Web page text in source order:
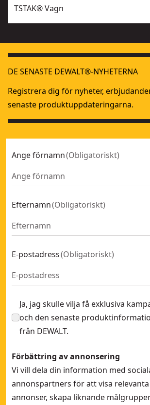
TSTAK® Vagn
DE SENASTE DEWALT®-NYHETERNA
Registrera dig för nyheter,
senaste produktuppdateringarna.
Ange förnamn(Obligatoriskt)
Efternamn(Obligatoriskt)
E-postadress(Obligatoriskt)
Ja, jag skulle vilja få exklusiva
och den senaste
från DEWALT.
Förbättring av annonsering
Vi vill dela din information med
annonspartners för att visa
annonser, skapa liknande